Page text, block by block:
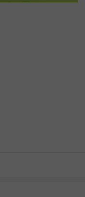
度C
經使用的全新狀態，